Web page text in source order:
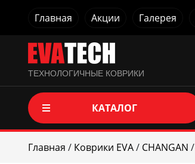
Главная Акции Галерея
ТЕХНОЛОГИЧНЫЕ КОВРИКИ
КАТАЛОГ
Главная / Коврики EVA/ CHANGAN /